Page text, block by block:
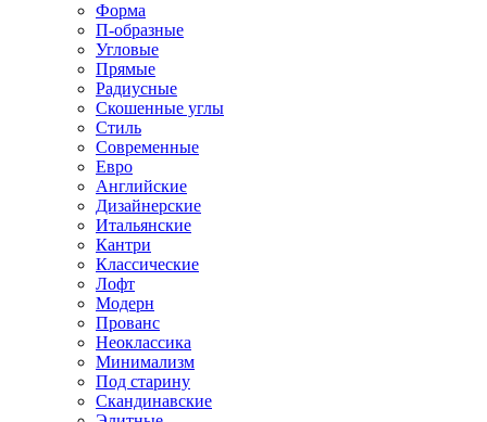
Форма
П-образные
Угловые
Прямые
Радиусные
Скошенные углы
Стиль
Современные
Евро
Английские
Дизайнерские
Итальянские
Кантри
Классические
Лофт
Модерн
Прованс
Неоклассика
Минимализм
Под старину
Скандинавские